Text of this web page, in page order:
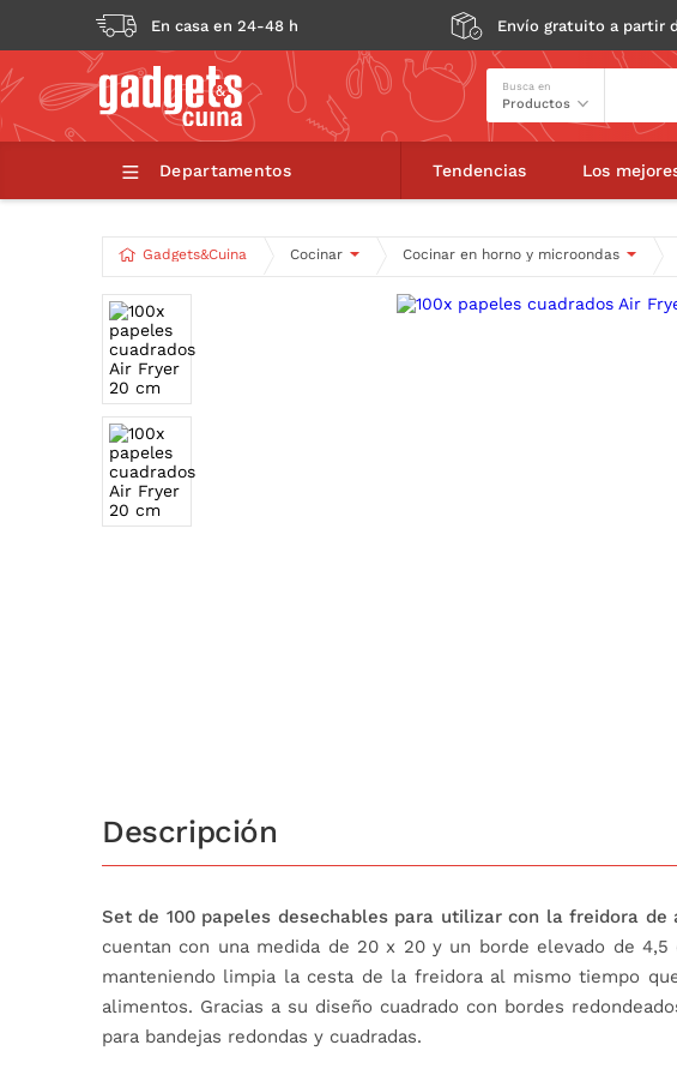
En casa en 24-48 h Envío gratuito a partir
Busca en
Departamentos Tendencias Los
Gadgets&Cuina Cocinar Cocinar en horno y microondas
100x papeles
Descripción
Set de 100 papeles desechables para utilizar con la freidora de
cuentan con una medida de 20 x 20 y un borde elevado de
manteniendo limpia la cesta de la freidora al mismo tiempo
alimentos. Gracias a su diseño cuadrado con bordes
para bandejas redondas y cuadradas.